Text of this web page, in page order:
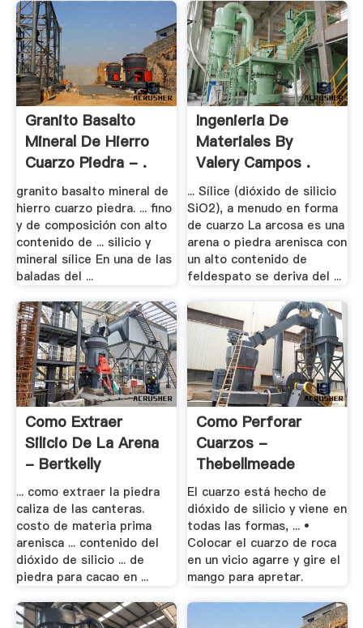
Granito Basalto
Mineral De Hierro
Cuarzo Piedra - .
granito basalto mineral de
hierro cuarzo piedra. ... fino
y de composición con alto
contenido de ... silicio y
mineral sílice En una de las
baladas del ...
Ingenieria De
Materiales By
Valery Campos .
... Sílice (dióxido de silicio
SiO2), a menudo en forma
de cuarzo La arcosa es una
arena o piedra arenisca con
un alto contenido de
feldespato se deriva del ...
Como Extraer
Silicio De La Arena
- Bertkelly
... como extraer la piedra
caliza de las canteras.
costo de materia prima
arenisca ... contenido del
dióxido de silicio ... de
piedra para cacao en ...
Como Perforar
Cuarzos -
Thebellmeade
El cuarzo está hecho de
dióxido de silicio y viene en
todas las formas, ... •
Colocar el cuarzo de roca
en un vicio agarre y gire el
mango para apretar.